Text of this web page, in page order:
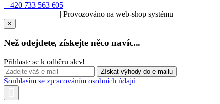
+420 733 563 605
| Provozováno na web-shop systému
×
Než odejdete, získejte něco navíc...
Přihlaste se k odběru slev!
Souhlasím se zpracováním osobních údajů.